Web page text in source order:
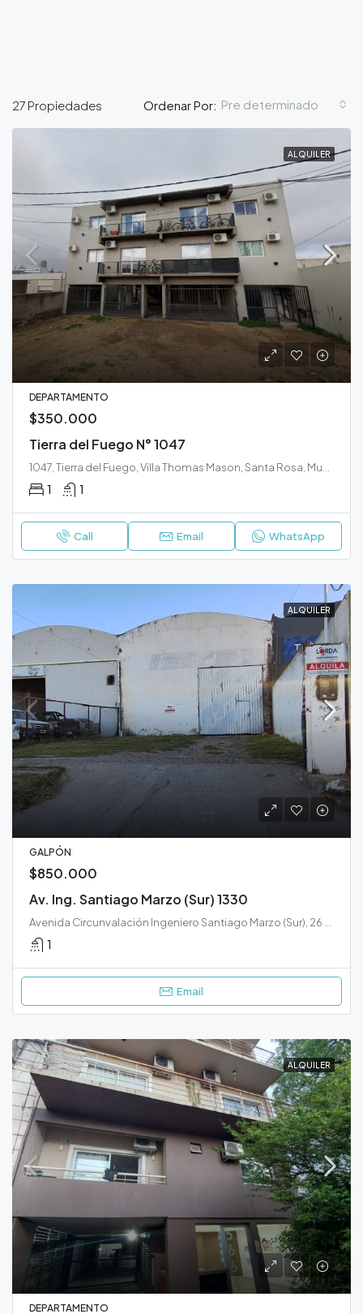
27 Propiedades Ordenar Por: Pre determinado
ALQUILER
DEPARTAMENTO
$350.000
Tierra del Fuego N° 1047
1 1
Call Email WhatsApp
ALQUILER
GALPÓN
$850.000
Av. Ing. Santiago Marzo (Sur) 1330
1
Email
ALQUILER
DEPARTAMENTO